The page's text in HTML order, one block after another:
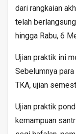
dari rangkaian
telah
hingga Rabu, 6
Ujian praktik ini
Sebelumnya
TKA, ujian
Ujian praktik
kemampuan